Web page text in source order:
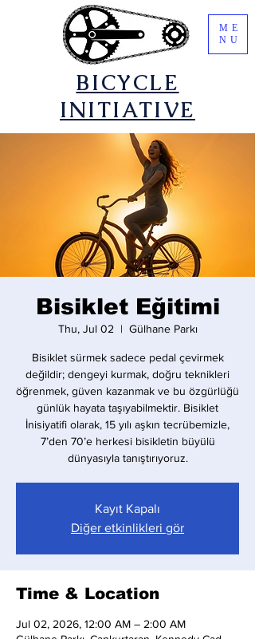
​BICYCLE
INITIATIVE
ME
NU
Bisiklet Eğitimi
Thu, Jul 02
  |
Gülhane Parkı
Bisiklet sürmek sadece pedal çevirmek
değildir; dengeyi kurmak, doğru teknikleri
öğrenmek, güven kazanmak ve bu özgürlüğü
günlük hayata taşıyabilmektir. Bisiklet
İnisiyatifi olarak, 15 yılı aşkın tecrübemizle,
7’den 70’e herkesi bisikletin büyülü
dünyasıyla tanıştırıyoruz.
Kayıt Kapalı
Diğer etkinlikleri gör
Time & Location
Jul 02, 2026, 12:00 AM – 2:00 AM